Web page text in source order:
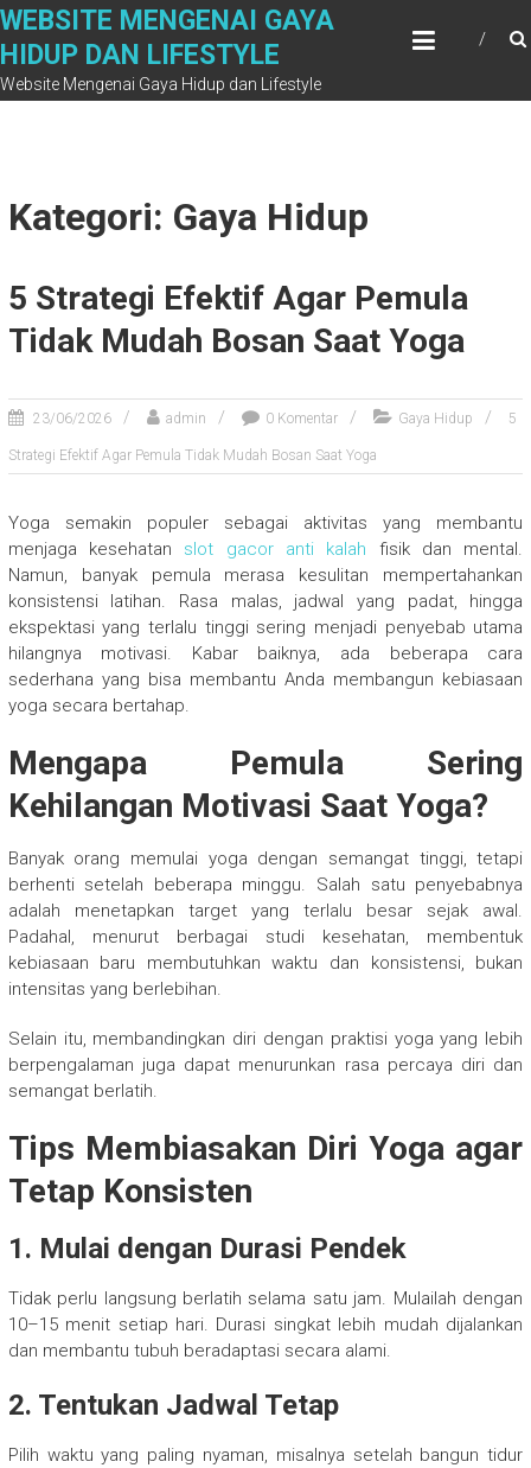
Skip
content
WEBSITE MENGENAI GAYA
HIDUP DAN LIFESTYLE
Website Mengenai Gaya Hidup dan Lifestyle
Kategori: Gaya Hidup
5 Strategi Efektif Agar Pemula
Tidak Mudah Bosan Saat Yoga
23/06/2026 admin 0 Komentar Gaya Hidup 5
Strategi Efektif Agar Pemula Tidak Mudah Bosan Saat Yoga
Yoga semakin populer sebagai aktivitas yang membantu
menjaga kesehatan slot gacor anti kalah fisik dan mental.
Namun, banyak pemula merasa kesulitan mempertahankan
konsistensi latihan. Rasa malas, jadwal yang padat, hingga
ekspektasi yang terlalu tinggi sering menjadi penyebab utama
hilangnya motivasi. Kabar baiknya, ada beberapa cara
sederhana yang bisa membantu Anda membangun kebiasaan
yoga secara bertahap.
Mengapa Pemula Sering
Kehilangan Motivasi Saat Yoga?
Banyak orang memulai yoga dengan semangat tinggi, tetapi
berhenti setelah beberapa minggu. Salah satu penyebabnya
adalah menetapkan target yang terlalu besar sejak awal.
Padahal, menurut berbagai studi kesehatan, membentuk
kebiasaan baru membutuhkan waktu dan konsistensi, bukan
intensitas yang berlebihan.
Selain itu, membandingkan diri dengan praktisi yoga yang lebih
berpengalaman juga dapat menurunkan rasa percaya diri dan
semangat berlatih.
Tips Membiasakan Diri Yoga agar
Tetap Konsisten
1. Mulai dengan Durasi Pendek
Tidak perlu langsung berlatih selama satu jam. Mulailah dengan
10–15 menit setiap hari. Durasi singkat lebih mudah dijalankan
dan membantu tubuh beradaptasi secara alami.
2. Tentukan Jadwal Tetap
Pilih waktu yang paling nyaman, misalnya setelah bangun tidur